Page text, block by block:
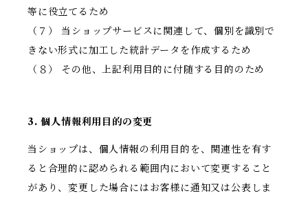
等に役立てるため
（７） 当ショップサービスに関連して、個別を識別で
きない形式に加工した統計データを作成するため
（８） その他、上記利用目的に付随する目的のため
3. 個人情報利用目的の変更
当ショップは、個人情報の利用目的を、関連性を有す
ると合理的に認められる範囲内において変更すること
があり、変更した場合にはお客様に通知又は公表しま